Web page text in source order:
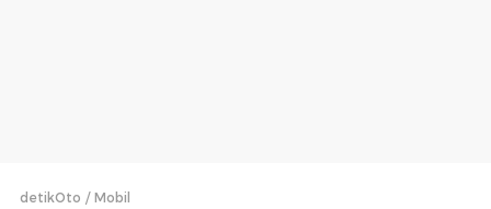
detikOto Mobil